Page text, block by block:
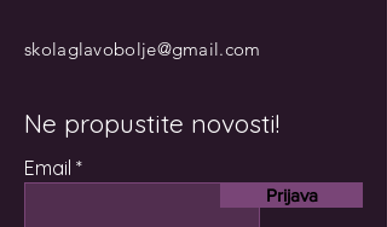
skolaglavobolje@gmail.com
Ne propustite novosti!
Email
Prijava